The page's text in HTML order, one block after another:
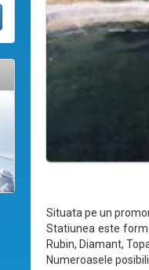
Situata pe un
Statiunea este
Rubin, Diamant,
Numeroasele